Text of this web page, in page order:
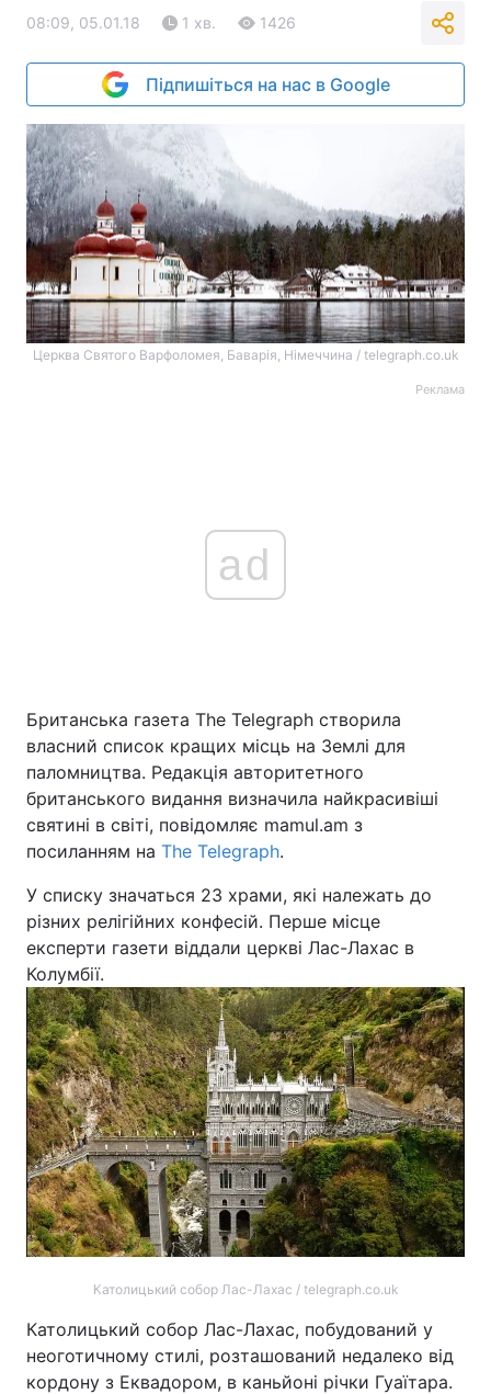
08:09, 05.01.18 1 хв. 1426
Підпишіться на нас в Google
Церква Святого Варфоломея, Баварія, Німеччина / telegraph.co.uk
Реклама
ad
Британська газета The Telegraph створила
власний список кращих місць на Землі для
паломництва. Редакція авторитетного
британського видання визначила найкрасивіші
святині в світі, повідомляє mamul.am з
посиланням на The Telegraph.
У списку значаться 23 храми, які належать до
різних релігійних конфесій. Перше місце
експерти газети віддали церкві Лас-Лахас в
Колумбії.
Католицький собор Лас-Лахас / telegraph.co.uk
Католицький собор Лас-Лахас, побудований у
неоготичному стилі, розташований недалеко від
кордону з Еквадором, в каньйоні річки Гуаїтара.